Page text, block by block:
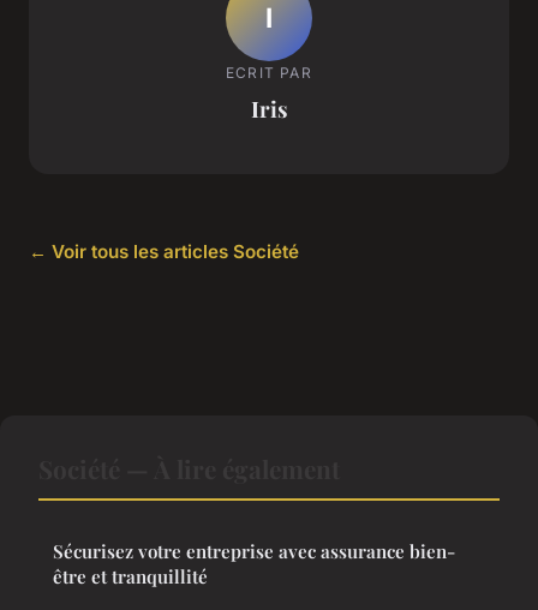
I
ECRIT PAR
Iris
← Voir tous les articles Société
Sécurisez votre entreprise avec assurance bien-
être et tranquillité